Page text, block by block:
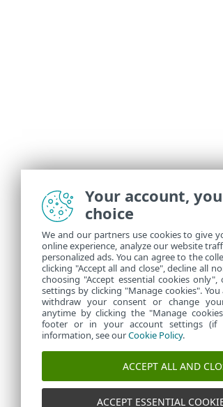
Your account,
choice
We and our partners use cookies to give
online experience, analyze our website
personalized ads. You can agree to the
clicking "Accept all and close", decline all
choosing "Accept essential cookies
settings by clicking "Manage cookies".
withdraw your consent or change
anytime by clicking the "Manage
footer or in your account settings (if
information, see ourCookie Policy.
ACCEPT ALL AND
ACCEPT ESSENTIAL